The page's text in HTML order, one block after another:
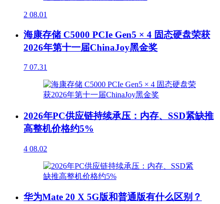
2 08.01
海康存储 C5000 PCIe Gen5 × 4 固态硬盘荣获
2026年第十一届ChinaJoy黑金奖
7 07.31
2026年PC供应链持续承压：内存、SSD紧缺推
高整机价格约5%
4 08.02
华为Mate 20 X 5G版和普通版有什么区别？